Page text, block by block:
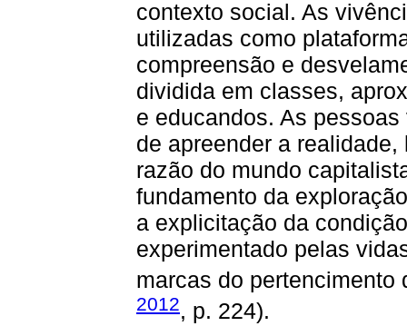
contexto social. As
utilizadas como
compreensão e
dividida em classes,
e educandos. As
de apreender a
razão do mundo
fundamento da
a explicitação da
experimentado pelas
marcas do pertencimento
2012, p. 224).